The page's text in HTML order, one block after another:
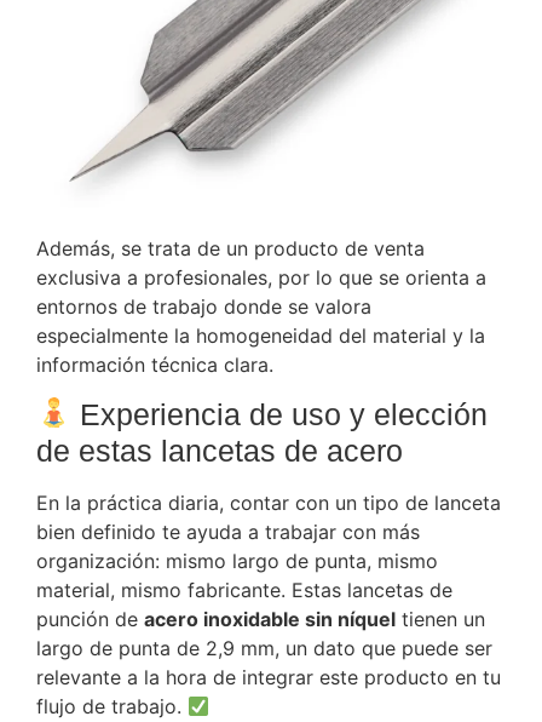
Además, se trata de un producto de venta
exclusiva a profesionales, por lo que se orienta a
entornos de trabajo donde se valora
especialmente la homogeneidad del material y la
información técnica clara.
Experiencia de uso y elección
de estas lancetas de acero
En la práctica diaria, contar con un tipo de lanceta
bien definido te ayuda a trabajar con más
organización: mismo largo de punta, mismo
material, mismo fabricante. Estas lancetas de
punción de acero inoxidable sin níquel tienen un
largo de punta de 2,9 mm, un dato que puede ser
relevante a la hora de integrar este producto en tu
flujo de trabajo.